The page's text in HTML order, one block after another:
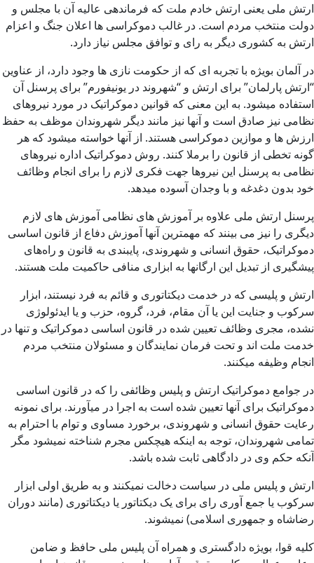
ارتش ملی یعنی ارتش خادم ملت که فرماندهی عالیه آن با مجلس و
دولت منتخب مردم است. در غالب دموکراسی ها اعلان جنگ و اعزام
ارتش به کشوری دیگر به رای و توافق مجلس نیاز دارد.
در آلمان بویژه با تجربه ای که از حکومت نازی ها وجود دارد، از عناوین
“ارتش پارلمان” برای ارتش و “شهروند در یونیفورم” برای پرسنل آن
استفاده میشود. به این معنی که قوانین دموکراتیک در مورد نیروهای
نظامی نیز صادق است و آنها نیز مانند دیگر شهروندان موظف به حفظ
ارزش ها و موازین دموکراسی هستند. از آنها خواسته میشود که هر
گونه تخطی از قانون را برملا کنند. روش دموکراتیک اداره نیروهای
نظامی به پرسنل این نیروها جهت فکری لازم را برای انجام وظائف
خود بدون دغدغه و با وجدان آسوده میدهد.
پرسنل ارتش ملی علاوه بر آموزش های نظامی آموزش های لازم
دیگری را نیز می بینند که مهمترین آنها آموزش دفاع از قانون اساسی
دموکراتیک، حقوق انسانی و شهروندی، پایبندی به قانون و راه‌های
پیشگیری از تبدیل این ارگانها به ابزاری منافی حاکمیت ملت هستند.
ارتش و پلیسی که در خدمت دیکتاتوری و قائم به فرد نیستند، ابزار
سرکوب و جنایت این یا آن مقام، فرد، گروه، حزب و یا ایدئولوژی
نشده، مجری وظائف تعیین شده در قانون اساسی دموکراتیک و تنها در
خدمت ملت اند و تحت فرمان نمایندگان و مسئولان منتخب مردم
انجام وظیفه میکنند.
در جوامع دموکراتیک ارتش و پلیس وظائفی را که در قانون اساسی
دموکراتیک برای آنها تعیین شده است به اجرا در میآورند. برای نمونه
رعایت حقوق انسانی و شهروندی، برخورد مساوی و توام با احترام به
تمامی شهروندان، توجه به اینکه هیچکس مجرم شناخته نمیشود مگر
آنکه حکم وی در دادگاهی ثابت شده باشد.
ارتش و پلیس ملی در سیاست دخالت نمیکنند و به طریق اولی ابزار
سرکوب یا جمع آوری رای برای یک دیکتاتور یا دیکتاتوری (مانند دوران
رضاشاه و جمهوری اسلامی) نمیشوند.
کلیه قوا، بویژه دادگستری و همراه آن پلیس ملی حافظ و ضامن